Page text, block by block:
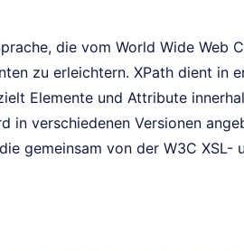
die vom World Wide Web
zu erleichtern. XPath dient in
Elemente und Attribute
in verschiedenen Versionen
gemeinsam von der W3C XSL-